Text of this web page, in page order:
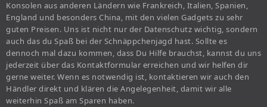
Konsolen aus anderen Ländern wie Frankreich, Italien, Spanien,
England und besonders China, mit den vielen Gadgets zu sehr
guten Preisen. Uns ist nicht nur der Datenschutz wichtig, sondern
auch das du Spaß bei der Schnäppchenjagd hast. Sollte es
dennoch mal dazu kommen, dass Du Hilfe brauchst, kannst du uns
jederzeit über das Kontaktformular erreichen und wir helfen dir
gerne weiter. Wenn es notwendig ist, kontaktieren wir auch den
Händler direkt und klären die Angelegenheit, damit wir alle
weiterhin Spaß am Sparen haben.